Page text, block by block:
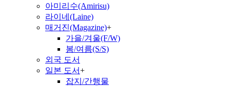
아미리수(Amirisu)
라이네(Laine)
매거진(Magazine)+
가을/겨울(F/W)
봄/여름(S/S)
외국 도서
일본 도서+
잡지/간행물